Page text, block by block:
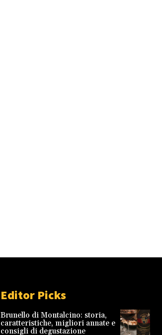
Editor Picks
Brunello di Montalcino: storia,
caratteristiche, migliori annate e
consigli di degustazione